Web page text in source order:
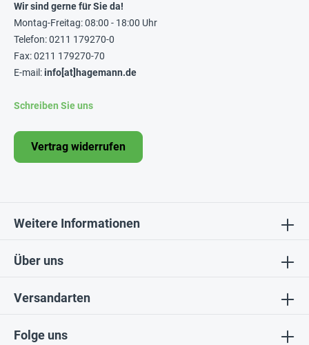
Folge uns
Über uns
Wir sind gerne für Sie da!
Montag-Freitag: 08:00 - 18:00 Uhr
Telefon: 0211 179270-0
Fax: 0211 179270-70
E-mail:info[at]hagemann.de
Schreiben Sie uns
Vertrag widerrufen
Weitere Informationen
Versandarten